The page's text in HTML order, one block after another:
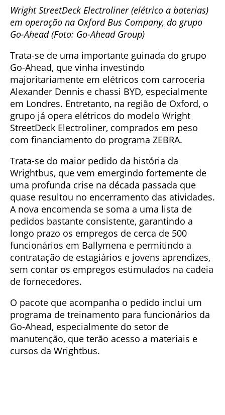
Wright StreetDeck Electroliner (elétrico a baterias)
em operação na Oxford Bus Company, do grupo
Go-Ahead (Foto: Go-Ahead Group)
Trata-se de uma importante guinada do grupo
Go-Ahead, que vinha investindo
majoritariamente em elétricos com carroceria
Alexander Dennis e chassi BYD, especialmente
em Londres. Entretanto, na região de Oxford, o
grupo já opera elétricos do modelo Wright
StreetDeck Electroliner, comprados em peso
com financiamento do programa ZEBRA.
Trata-se do maior pedido da história da
Wrightbus, que vem emergindo fortemente de
uma profunda crise na década passada que
quase resultou no encerramento das atividades.
A nova encomenda se soma a uma lista de
pedidos bastante consistente, garantindo a
longo prazo os empregos de cerca de 500
funcionários em Ballymena e permitindo a
contratação de estagiários e jovens aprendizes,
sem contar os empregos estimulados na cadeia
de fornecedores.
O pacote que acompanha o pedido inclui um
programa de treinamento para funcionários da
Go-Ahead, especialmente do setor de
manutenção, que terão acesso a materiais e
cursos da Wrightbus.